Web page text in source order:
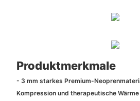
Produktmerkmale
- 3 mm starkes Premium-
Kompression und therapeutische